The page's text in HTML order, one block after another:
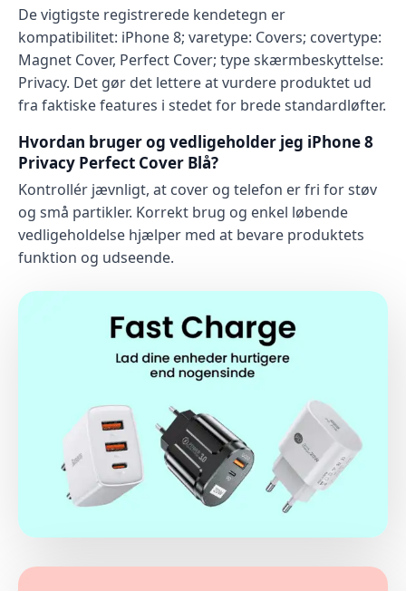
De vigtigste registrerede kendetegn er
kompatibilitet: iPhone 8; varetype: Covers; covertype:
Magnet Cover, Perfect Cover; type skærmbeskyttelse:
Privacy. Det gør det lettere at vurdere produktet ud
fra faktiske features i stedet for brede standardløfter.
Hvordan bruger og vedligeholder jeg iPhone 8
Privacy Perfect Cover Blå?
Kontrollér jævnligt, at cover og telefon er fri for støv
og små partikler. Korrekt brug og enkel løbende
vedligeholdelse hjælper med at bevare produktets
funktion og udseende.